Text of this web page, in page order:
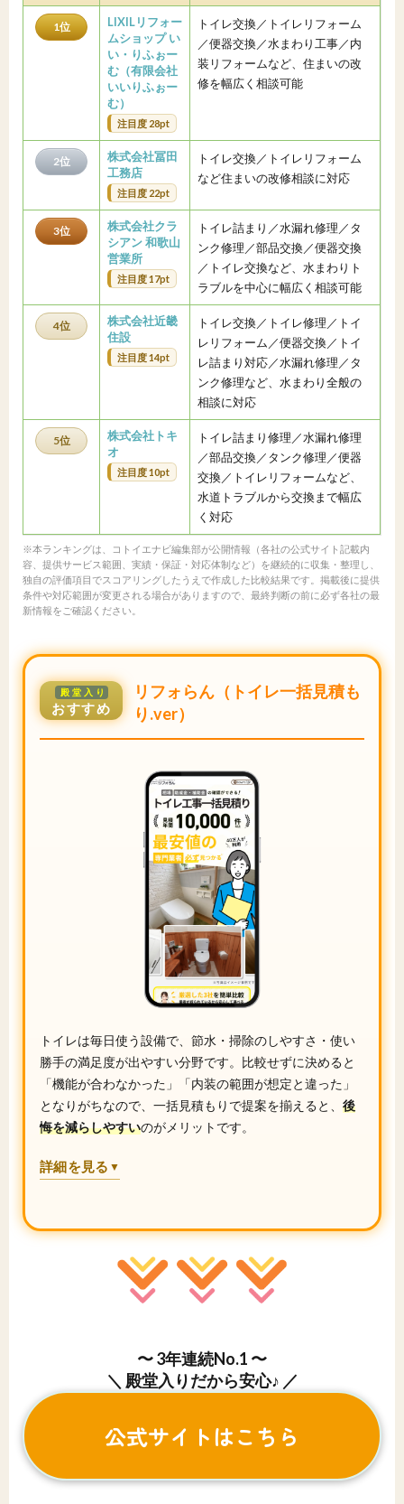
1位
LIXILリフォー
ムショップ い
い・りふぉー
む（有限会社
いいりふぉー
む）
注目度 28pt
トイレ交換／トイレリフォーム
／便器交換／水まわり工事／内
装リフォームなど、住まいの改
修を幅広く相談可能
2位
株式会社冨田
工務店
注目度 22pt
トイレ交換／トイレリフォーム
など住まいの改修相談に対応
3位
株式会社クラ
シアン 和歌山
営業所
注目度 17pt
トイレ詰まり／水漏れ修理／タ
ンク修理／部品交換／便器交換
／トイレ交換など、水まわりト
ラブルを中心に幅広く相談可能
4位
株式会社近畿
住設
注目度 14pt
トイレ交換／トイレ修理／トイ
レリフォーム／便器交換／トイ
レ詰まり対応／水漏れ修理／タ
ンク修理など、水まわり全般の
相談に対応
5位
株式会社トキ
オ
注目度 10pt
トイレ詰まり修理／水漏れ修理
／部品交換／タンク修理／便器
交換／トイレリフォームなど、
水道トラブルから交換まで幅広
く対応
※本ランキングは、コトイエナビ編集部が公開情報（各社の公式サイト記載内
容、提供サービス範囲、実績・保証・対応体制など）を継続的に収集・整理し、
独自の評価項目でスコアリングしたうえで作成した比較結果です。掲載後に提供
条件や対応範囲が変更される場合がありますので、最終判断の前に必ず各社の最
新情報をご確認ください。
殿堂入り
おすすめ
リフォらん（トイレ一括見積も
り.ver）
トイレは毎日使う設備で、節水・掃除のしやすさ・使い
勝手の満足度が出やすい分野です。比較せずに決めると
「機能が合わなかった」「内装の範囲が想定と違った」
となりがちなので、一括見積もりで提案を揃えると、 後
悔を減らしやすいのがメリットです。
詳細を見る ▼
〜 3年連続No.1 〜
＼ 殿堂入りだから安心♪ ／
公式サイトはこちら